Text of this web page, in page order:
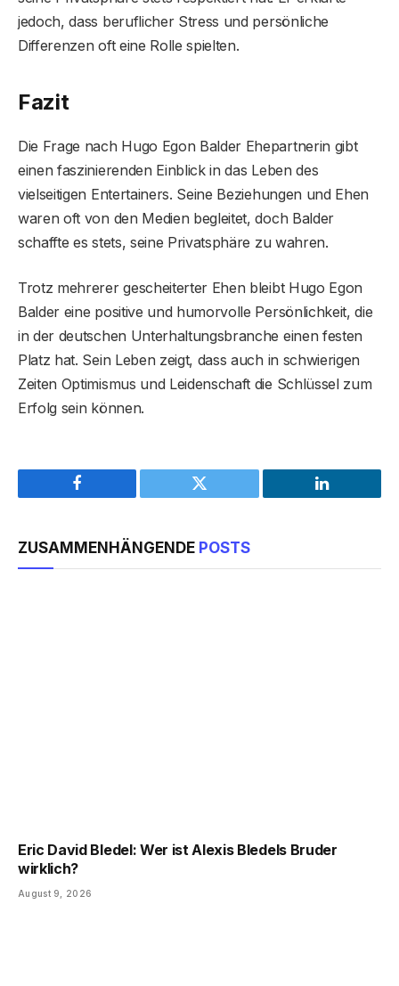
jedoch, dass beruflicher Stress und persönliche
Differenzen oft eine Rolle spielten.
Fazit
Die Frage nach Hugo Egon Balder Ehepartnerin gibt
einen faszinierenden Einblick in das Leben des
vielseitigen Entertainers. Seine Beziehungen und Ehen
waren oft von den Medien begleitet, doch Balder
schaffte es stets, seine Privatsphäre zu wahren.
Trotz mehrerer gescheiterter Ehen bleibt Hugo Egon
Balder eine positive und humorvolle Persönlichkeit, die
in der deutschen Unterhaltungsbranche einen festen
Platz hat. Sein Leben zeigt, dass auch in schwierigen
Zeiten Optimismus und Leidenschaft die Schlüssel zum
Erfolg sein können.
Facebook Twitter LinkedIn
ZUSAMMENHÄNGENDE POSTS
Eric David Bledel: Wer ist Alexis Bledels Bruder
wirklich?
August 9, 2026